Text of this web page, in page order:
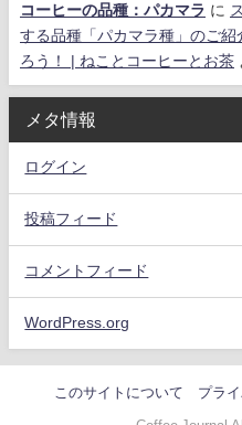
コーヒーの品種：パカマラ に
する品種「パカマラ種」のご
ろう！ | ねことコーヒーとお茶
メタ情報
ログイン
投稿フィード
コメントフィード
WordPress.org
このサイトについて プラ